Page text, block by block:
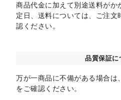
商品代金に加えて別途送料がか
定日、送料については、ご注文
認ください。
品質保証に
万が一商品に不備がある場合は、
をご確認ください。